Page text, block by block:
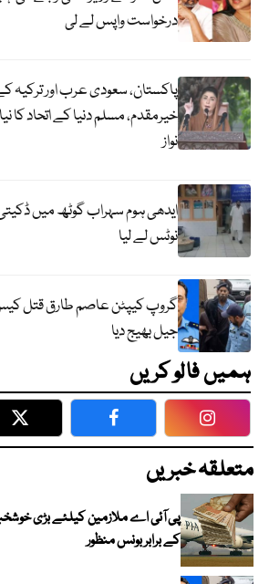
درخواست واپس لے لی
پاکستان، سعودی عرب اور ترکیہ
خیرمقدم، مسلم دنیا کے اتحاد کا
نواز
ایدھی ہوم سہراب گوٹھ میں
نوٹس لے لیا
گروپ کیپٹن عاصم طارق قتل
جیل بھیج دیا
ہمیں فالو کریں
Twitter Facebook
متعلقہ خبریں
پی آئی اے ملازمین کیلئے بڑی
کے برابر بونس منظور